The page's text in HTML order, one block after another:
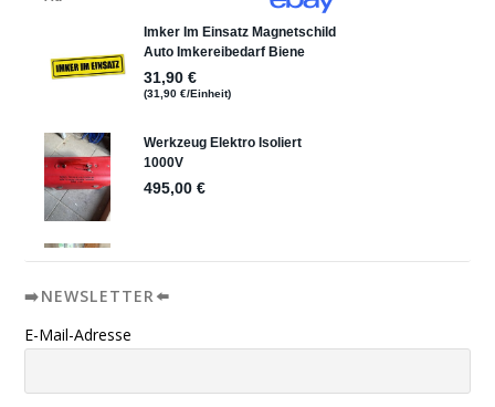
➡️NEWSLETTER⬅️
E-Mail-Adresse